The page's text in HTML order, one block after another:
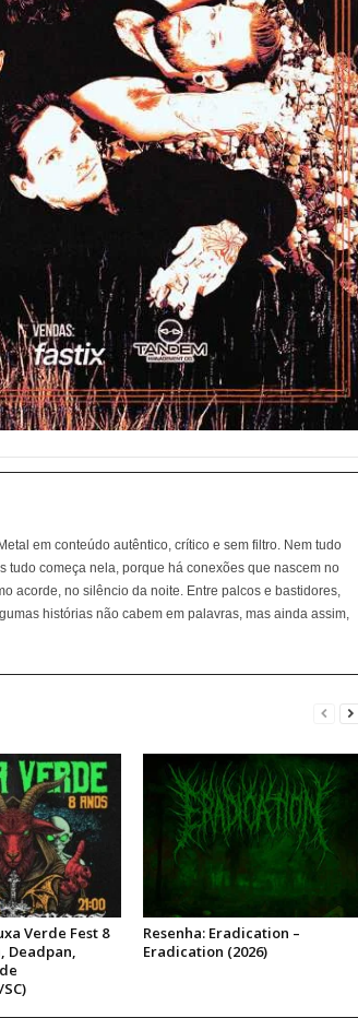
em conteúdo autêntico, crítico e sem filtro. Nem tudo
tudo começa nela, porque há conexões que nascem no
acorde, no silêncio da noite. Entre palcos e bastidores,
histórias não cabem em palavras, mas ainda assim,
Verde Fest 8
Deadpan,
Resenha: Eradication –
Eradication (2026)